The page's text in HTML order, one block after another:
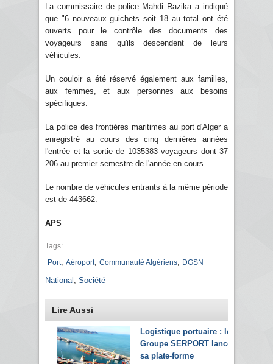
La commissaire de police Mahdi Razika a indiqué
que "6 nouveaux guichets soit 18 au total ont été
ouverts pour le contrôle des documents des
voyageurs sans qu'ils descendent de leurs
véhicules.
Un couloir a été réservé également aux familles,
aux femmes, et aux personnes aux besoins
spécifiques.
La police des frontières maritimes au port d'Alger a
enregistré au cours des cinq dernières années
l'entrée et la sortie de 1035383 voyageurs dont 37
206 au premier semestre de l'année en cours.
Le nombre de véhicules entrants à la même période
est de 443662.
APS
Tags:
Port, Aéroport, Communauté Algériens DGSN
National Société
Lire Aussi
Logistique portuaire : le
Groupe SERPORT lance
sa plate-forme